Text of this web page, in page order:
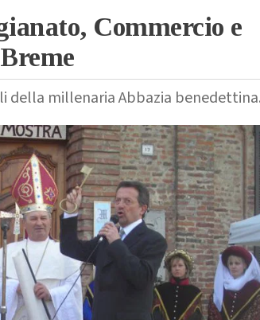
Commercio e
della millenaria Abbazia